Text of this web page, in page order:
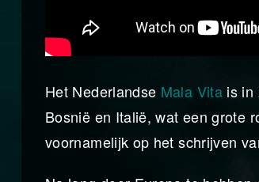
Het Nederlandse Mala Vita is in
Bosnië en Italië, wat een grote
voornamelijk op het schrijven